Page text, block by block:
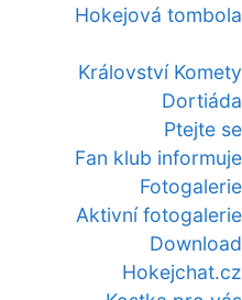
Hokejová tombola
Království Komety
Dortiáda
Ptejte se
Fan klub informuje
Fotogalerie
Aktivní fotogalerie
Download
Hokejchat.cz